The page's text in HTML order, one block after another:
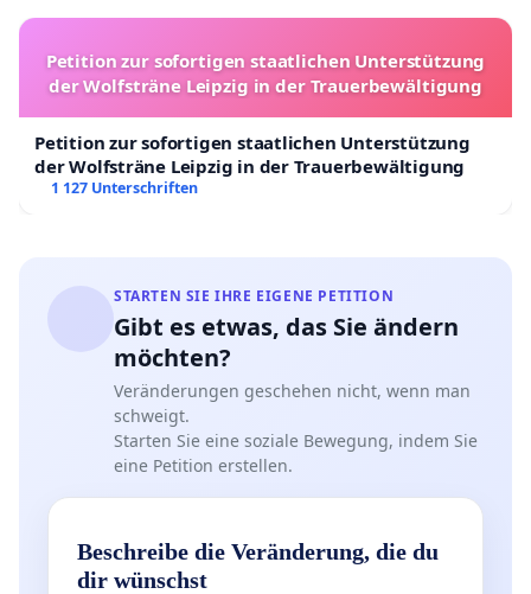
Petition zur sofortigen staatlichen Unterstützung
der Wolfsträne Leipzig in der Trauerbewältigung
Petition zur sofortigen staatlichen Unterstützung
der Wolfsträne Leipzig in der Trauerbewältigung
1 127 Unterschriften
STARTEN SIE IHRE EIGENE PETITION
Gibt es etwas, das Sie ändern
möchten?
Veränderungen geschehen nicht, wenn man
schweigt.
Starten Sie eine soziale Bewegung, indem Sie
eine Petition erstellen.
Beschreibe die Veränderung, die du
dir wünschst